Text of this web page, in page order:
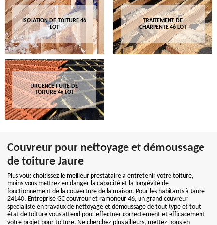
ISOLATION DE TOITURE 46
LOT
TRAITEMENT DE
CHARPENTE 46 LOT
URGENCE FUITE DE
TOITURE 46 LOT
Couvreur pour nettoyage et démoussage
de toiture Jaure
Plus vous choisissez le meilleur prestataire à entretenir votre toiture,
moins vous mettrez en danger la capacité et la longévité de
fonctionnement de la couverture de la maison. Pour les habitants à Jaure
24140, Entreprise GC couvreur et ramoneur 46, un grand couvreur
spécialiste en travaux de nettoyage et démoussage de tout type et tout
état de toiture vous attend pour effectuer correctement et efficacement
votre projet pour toiture. Ne cherchez plus ailleurs, mettez-nous en